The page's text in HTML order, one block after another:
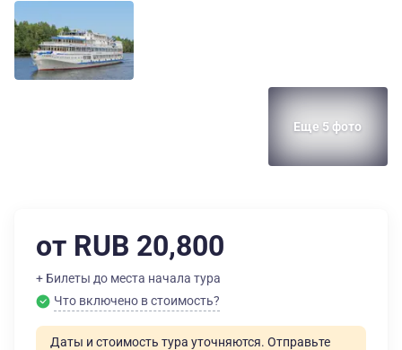
Еще 5 фото
от RUB 20,800
+ Билеты до места начала тура
Что включено в стоимость?
Даты и стоимость тура уточняются. Отправьте